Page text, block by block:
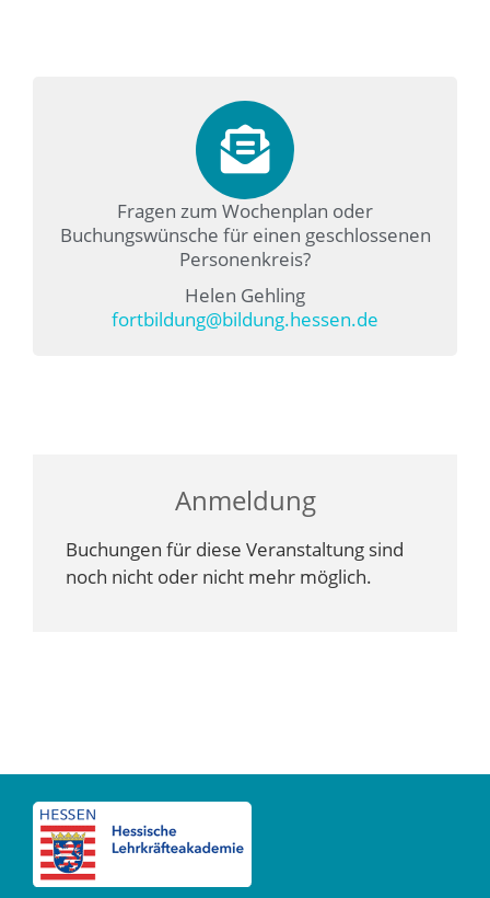
Fragen zum Wochenplan oder
Buchungswünsche für einen geschlossenen
Personenkreis?
Helen Gehling
fortbildung@bildung.hessen.de
Anmeldung
Buchungen für diese Veranstaltung sind
noch nicht oder nicht mehr möglich.